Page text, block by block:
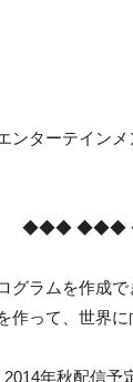
ターテインメ
◆◆◆ ◆◆◆
グラムを作成
作って、世界
2014年秋配信予